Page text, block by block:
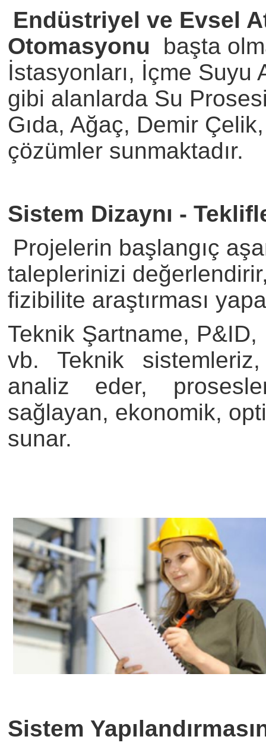
Endüstriyel ve Evsel
Otomasyonu
başta
İstasyonları, İçme Suyu
gibi alanlarda Su
Gıda, Ağaç, Demir
çözümler sunmaktadır.
Sistem Dizaynı -
Projelerin başlangıç
taleplerinizi
fizibilite araştırması
Teknik Şartname,
vb. Teknik
analiz eder,
sağlayan, ekonomik,
sunar.
Sistem